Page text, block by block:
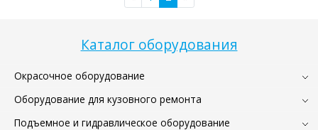
Каталог оборудования
Окрасочное оборудование
Оборудование для кузовного ремонта
Подъемное и гидравлическое оборудование